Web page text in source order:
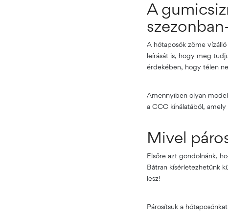
A
A hótaposók zöme
leírását is, hogy meg
érdekében, hogy télen
Amennyiben olyan
a CCC kínálatából,
Mivel
Elsőre azt gondolnánk,
Bátran kísérletezhetünk
lesz!
Párosítsuk a